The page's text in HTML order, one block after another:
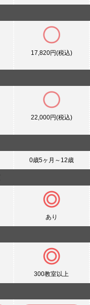
17,820円(税込)
22,000円(税込)
0歳5ヶ月～12歳
あり
300教室以上